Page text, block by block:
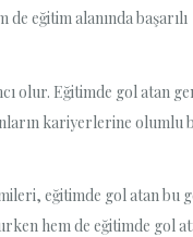
eğitim alanında başarılı
olur. Eğitimde gol atan
kariyerlerine olumlu
eğitimde gol atan bu
hem de eğitimde gol